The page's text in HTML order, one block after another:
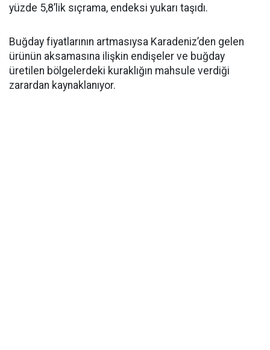
yüzde 5,8’lik sıçrama, endeksi yukarı taşıdı.
Buğday fiyatlarının artmasıysa Karadeniz’den gelen
ürünün aksamasına ilişkin endişeler ve buğday
üretilen bölgelerdeki kuraklığın mahsule verdiği
zarardan kaynaklanıyor.